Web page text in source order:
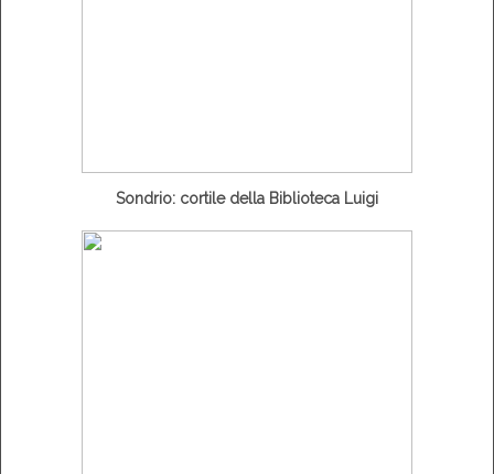
Sondrio: cortile della Biblioteca Luigi